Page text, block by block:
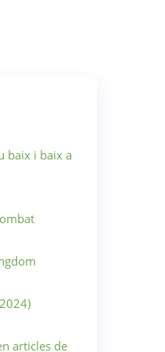
baix i baix a
articles de